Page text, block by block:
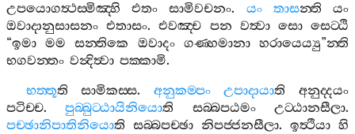
උපයොගත්‍ථස‍්මිඤ‍්හි
එතං සාමිවචනං. යං තාසන‍්ති
යං
ඔවාදානුසාසනං එතාසං.එවඤ‍්ච පන වත්‍වා සො සෙට‍්ඨි
“ඉමා මම සන‍්තිකෙ ඔවාදං ගණ‍්හමානා හරායෙය්‍යු”න‍්ති
භගවන‍්තං වන්‍දිත්‍වා පක‍්කාමි.
භත‍්තූති සාමිකස‍්ස. අනුකම‍්පං උපාදායාති
අනුද‍්දයං
පටිච‍්ච.පුබ‍්බුට‍්ඨායිනියොති සබ‍්බපඨමං උට‍්ඨානසීලා.
පච‍්ඡානිපාතිනියොති සබ‍්බපච‍්ඡා නිපජ‍්ජනසීලා. ඉත්‍ථියා හි